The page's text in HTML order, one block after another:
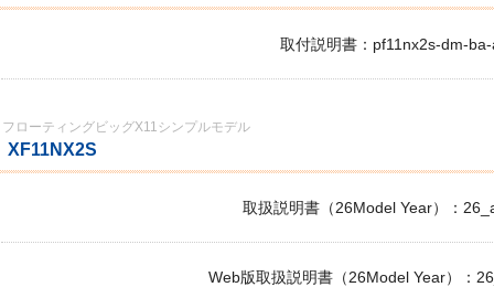
取付説明書：pf11nx2s-dm-
フローティングビッグX11シンプルモデル
XF11NX2S
取扱説明書（26Model Year）：
Web版取扱説明書（26Model Year）：